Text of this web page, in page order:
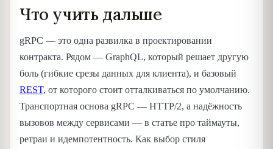
Что учить дальше
gRPC — это одна развилка в проектировании
контракта. Рядом — GraphQL, который решает другую
боль (гибкие срезы данных для клиента), и базовый
REST, от которого стоит отталкиваться по умолчанию.
Транспортная основа gRPC — HTTP/2, а надёжность
вызовов между сервисами — в статье про таймауты,
ретраи и идемпотентность. Как выбор стиля